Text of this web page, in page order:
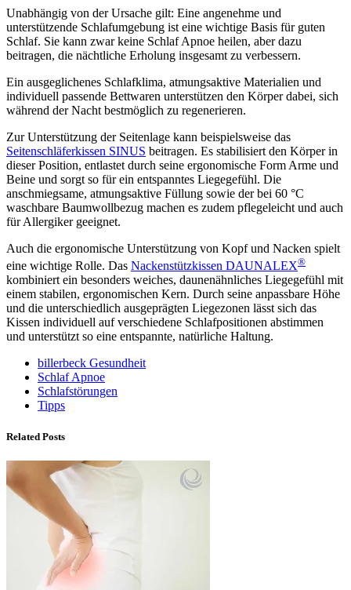
Unabhängig von der Ursache gilt: Eine angenehme und
unterstützende Schlafumgebung ist eine wichtige Basis für guten
Schlaf. Sie kann zwar keine Schlaf Apnoe heilen, aber dazu
beitragen, die nächtliche Erholung insgesamt zu verbessern.
Ein ausgeglichenes Schlafklima, atmungsaktive Materialien und
individuell passende Bettwaren unterstützen den Körper dabei, sich
während der Nacht bestmöglich zu regenerieren.
Zur Unterstützung der Seitenlage kann beispielsweise das
Seitenschläferkissen SINUS beitragen. Es stabilisiert den Körper in
dieser Position, entlastet durch seine ergonomische Form Arme und
Beine und sorgt so für ein entspanntes Liegegefühl. Die
anschmiegsame, atmungsaktive Füllung sowie der bei 60 °C
waschbare Baumwollbezug machen es zudem pflegeleicht und auch
für Allergiker geeignet.
Auch die ergonomische Unterstützung von Kopf und Nacken spielt
eine wichtige Rolle. Das Nackenstützkissen DAUNALEX®
kombiniert ein besonders weiches, daunenähnliches Liegegefühl mit
einem stabilen, ergonomischen Kern. Durch seine anpassbare Höhe
und die unterschiedlich ausgeprägten Liegezonen lässt sich das
Kissen individuell auf verschiedene Schlafpositionen abstimmen
und unterstützt so eine entspannte, natürliche Haltung.
billerbeck Gesundheit
Schlaf Apnoe
Schlafstörungen
Tipps
Related Posts